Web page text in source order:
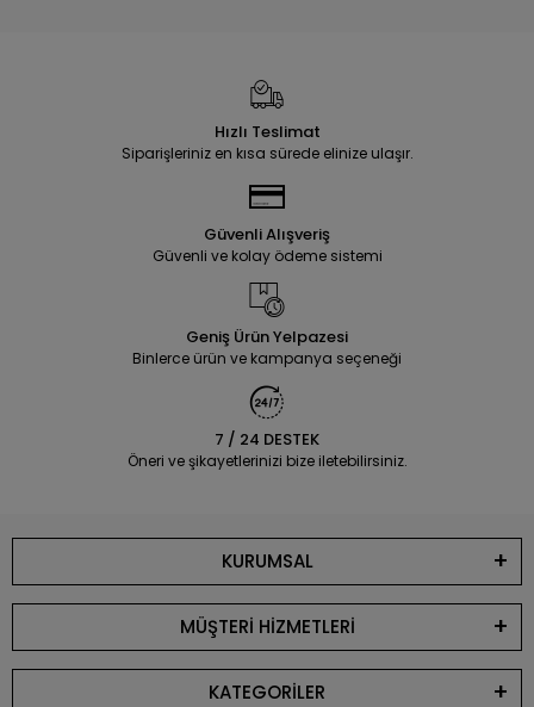
Hızlı Teslimat
Siparişleriniz en kısa sürede elinize ulaşır.
Güvenli Alışveriş
Güvenli ve kolay ödeme sistemi
Geniş Ürün Yelpazesi
Binlerce ürün ve kampanya seçeneği
7 / 24 DESTEK
Öneri ve şikayetlerinizi bize iletebilirsiniz.
KURUMSAL
MÜŞTERİ HİZMETLERİ
KATEGORİLER